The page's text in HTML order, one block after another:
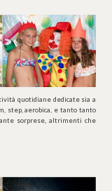
quotidiane dedicate sia a
step, aerobica, e tanto tanto
sorprese, altrimenti che